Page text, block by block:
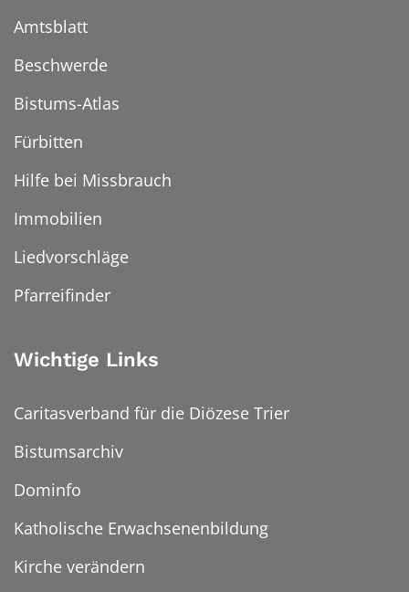
Amtsblatt
Beschwerde
Bistums-Atlas
Fürbitten
Hilfe bei Missbrauch
Immobilien
Liedvorschläge
Pfarreifinder
Wichtige Links
Caritasverband für die Diözese Trier
Bistumsarchiv
Dominfo
Katholische Erwachsenenbildung
Kirche verändern